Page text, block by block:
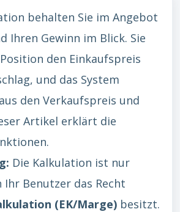
behalten Sie im Angebot
Ihren Gewinn im Blick. Sie
den Einkaufspreis
und das System
den Verkaufspreis und
Artikel erklärt die
Die Kalkulation ist nur
Benutzer das Recht
(EK/Marge) besitzt.